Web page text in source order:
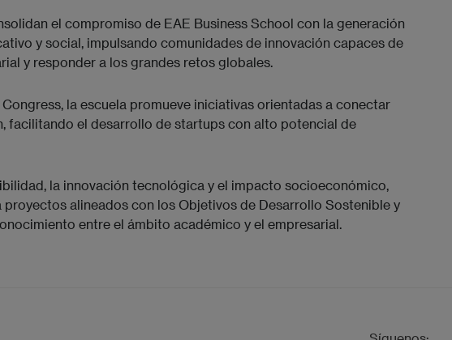
el compromiso de EAE Business School con la generación
y social, impulsando comunidades de innovación capaces de
y responder a los grandes retos globales.
la escuela promueve iniciativas orientadas a conectar
facilitando el desarrollo de startups con alto potencial de
la innovación tecnológica y el impacto socioeconómico,
proyectos alineados con los Objetivos de Desarrollo Sostenible y
entre el ámbito académico y el empresarial.